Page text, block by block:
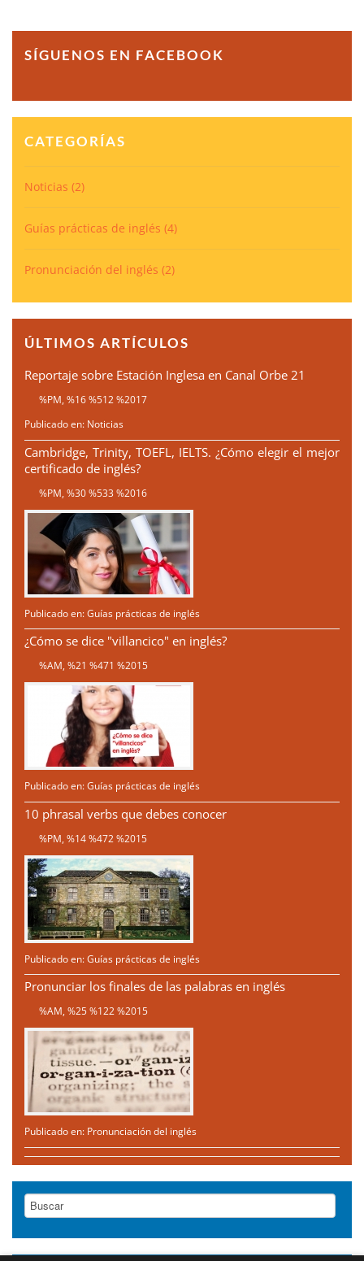
SÍGUENOS EN FACEBOOK
CATEGORÍAS
Noticias (2)
Guías prácticas de inglés (4)
Pronunciación del inglés (2)
ÚLTIMOS ARTÍCULOS
Reportaje sobre Estación Inglesa en Canal Orbe 21
%PM, %16 %512 %2017
Publicado en: Noticias
Cambridge, Trinity, TOEFL, IELTS. ¿Cómo elegir el mejor
certificado de inglés?
%PM, %30 %533 %2016
Publicado en:Guías prácticas de inglés
¿Cómo se dice "villancico" en inglés?
%AM, %21 %471 %2015
Publicado en:Guías prácticas de inglés
10 phrasal verbs que debes conocer
%PM, %14 %472 %2015
Publicado en:Guías prácticas de inglés
Pronunciar los finales de las palabras en inglés
%AM, %25 %122 %2015
Publicado en: Pronunciación del inglés